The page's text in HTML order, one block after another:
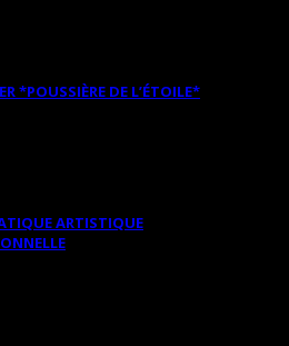
*POUSSIÈRE DE L’ÉTOILE*
ARTISTIQUE